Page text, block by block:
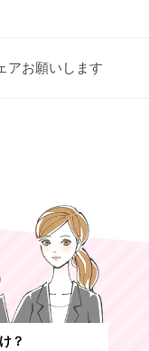
アお願いします
？